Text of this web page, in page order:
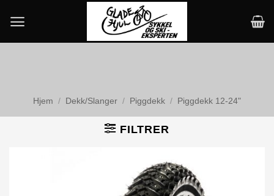
content
Hjem / Dekk/Slanger / Piggdekk / Piggdekk 12-24"
FILTRER